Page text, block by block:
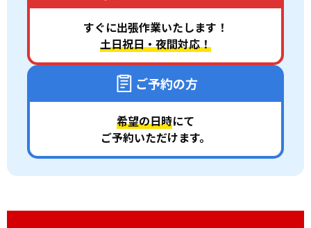
すぐに出張作業いたします！
土日祝日・夜間対応！
ご予約の方
希望の日時にて
ご予約いただけます。